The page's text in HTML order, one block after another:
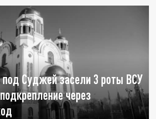
Суджей засели 3 роты ВСУ
через